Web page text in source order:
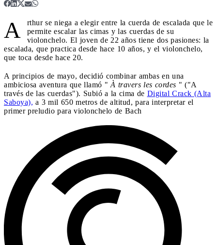
A
rthur se niega a elegir entre la cuerda de escalada que le
permite escalar las cimas y las cuerdas de su
violonchelo. El joven de 22 años tiene dos pasiones: la
escalada, que practica desde hace 10 años, y el violonchelo,
que toca desde hace 20.
A principios de mayo, decidió combinar ambas en una
ambiciosa aventura que llamó " À travers les cordes " ("A
través de las cuerdas"). Subió a la cima de Digital Crack (Alta
Saboya), a 3 mil 650 metros de altitud, para interpretar el
primer preludio para violonchelo de Bach